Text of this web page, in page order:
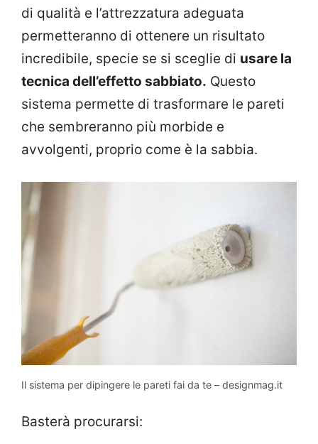
di qualità e l’attrezzatura adeguata
permetteranno di ottenere un risultato
incredibile, specie se si sceglie di usare la
tecnica dell’effetto sabbiato. Questo
sistema permette di trasformare le pareti
che sembreranno più morbide e
avvolgenti, proprio come è la sabbia.
Il sistema per dipingere le pareti fai da te – designmag.it
Basterà procurarsi: